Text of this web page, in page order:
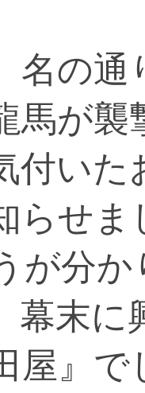
名の通
馬が襲
付い
らせ
が分
幕末
屋』